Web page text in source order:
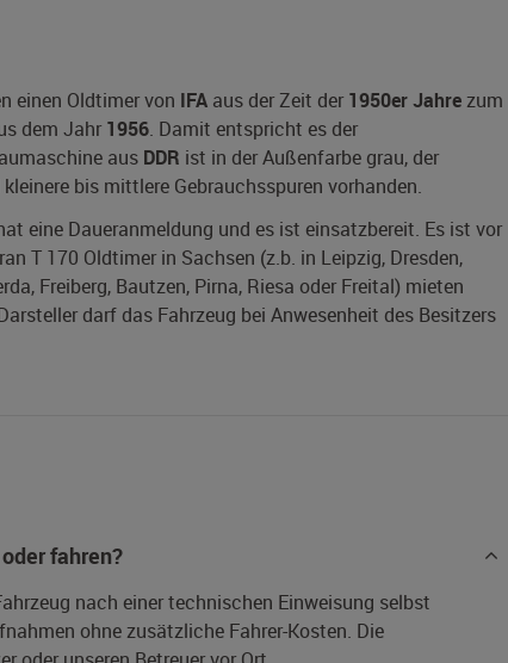
einen Oldtimer von IFA aus der Zeit der 1950er Jahrezum
dem Jahr 1956. Damit entspricht es der
aus DDR ist in der Außenfarbe grau, der
bis mittlere Gebrauchsspuren vorhanden.
eine Daueranmeldung und es ist einsatzbereit. Es ist vor
T 170 Oldtimer in Sachsen (z.b. in Leipzig, Dresden,
Freiberg, Bautzen, Pirna, Riesa oder Freital) mieten
darf das Fahrzeug bei Anwesenheit des Besitzers
fahren?
nach einer technischen Einweisung selbst
ohne zusätzliche Fahrer-Kosten. Die